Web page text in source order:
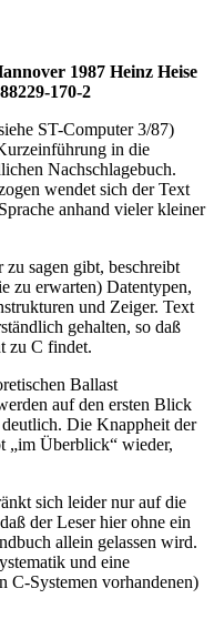
1987 Heinz Heise
170-2
ST-Computer 3/87)
in die
Nachschlagebuch.
wendet sich der Text
anhand vieler kleiner
sagen gibt, beschreibt
zu erwarten) Datentypen,
und Zeiger. Text
gehalten, so daß
zu C findet.
Ballast
auf den ersten Blick
Die Knappheit der
„im Überblick“ wieder,
sich leider nur auf die
der Leser hier ohne ein
allein gelassen wird.
und eine
C-Systemen vorhandenen)